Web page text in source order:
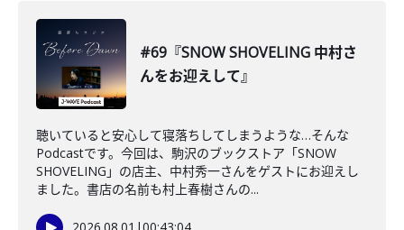
#69『SNOW SHOVELING 中村さ
んをお迎えして』
聴いていると安心して寝落ちしてしまうような…そんな
Podcastです。今回は、駒沢のブックストア「SNOW
SHOVELING」の店主、中村秀一さんをゲストにお迎えし
ました。書店の名前も村上春樹さんの...